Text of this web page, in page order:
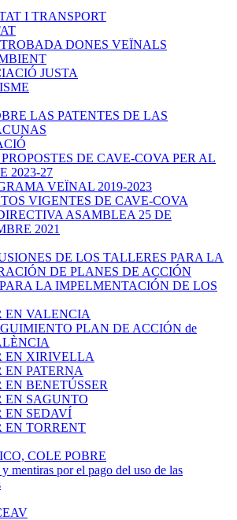
I TRANSPORT
DONES VEÏNALS
JUSTA
LAS PATENTES DE LAS
DE CAVE-COVA PER AL
2023-27
VEÏNAL 2019-2023
VIGENTES DE CAVE-COVA
ASAMBLEA 25 DE
2021
DE LOS TALLERES PARA LA
DE PLANES DE ACCIÓN
LA IMPELMENTACIÓN DE LOS
EN VALENCIA
PLAN DE ACCIÓN de
EN XIRIVELLA
EN PATERNA
BENETÚSSER
EN SAGUNTO
EN SEDAVÍ
EN TORRENT
COLE POBRE
y mentiras por el pago del uso de las